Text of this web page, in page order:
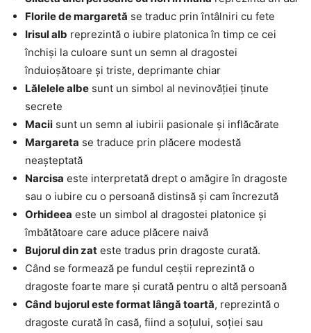
Florile de margaretă se traduc prin întâlniri cu fete
Irisul alb reprezintă o iubire platonica în timp ce cei
închiși la culoare sunt un semn al dragostei
înduioșătoare și triste, deprimante chiar
Lălelele albe sunt un simbol al nevinovăției ținute
secrete
Macii sunt un semn al iubirii pasionale și inflăcărate
Margareta se traduce prin plăcere modestă
neașteptată
Narcisa este interpretată drept o amăgire în dragoste
sau o iubire cu o persoană distinsă și cam încrezută
Orhideea este un simbol al dragostei platonice și
îmbătătoare care aduce plăcere naivă
Bujorul din zat este tradus prin dragoste curată.
Când se formează pe fundul ceștii reprezintă o
dragoste foarte mare și curată pentru o altă persoană
Când bujorul este format lângă toartă, reprezintă o
dragoste curată în casă, fiind a soțului, soției sau